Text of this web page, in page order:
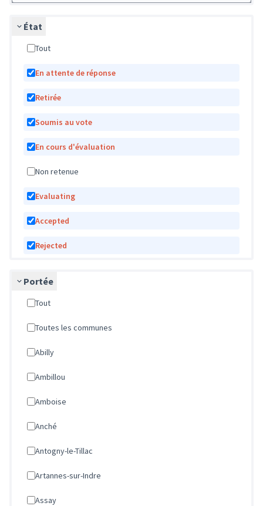
État
Tout
En attente de réponse
Retirée
Soumis au vote
En cours d'évaluation
Non retenue
Evaluating
Accepted
Rejected
Portée
Tout
Toutes les communes
Abilly
Ambillou
Amboise
Anché
Antogny-le-Tillac
Artannes-sur-Indre
Assay